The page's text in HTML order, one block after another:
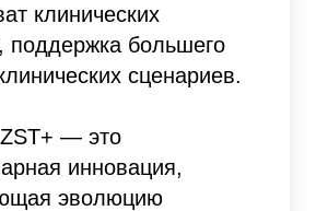
клинических
поддержка большего
сценариев.
— это
инновация,
эволюцию